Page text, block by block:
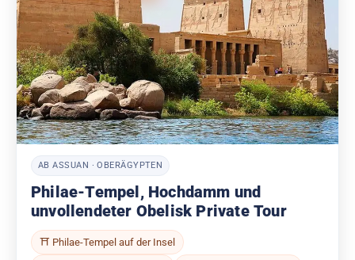
AB ASSUAN · OBERÄGYPTEN
Philae-Tempel, Hochdamm und
unvollendeter Obelisk Private Tour
⛩ Philae-Tempel auf der Insel